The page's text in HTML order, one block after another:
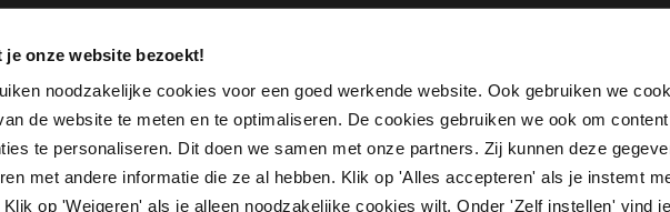
je onze website bezoekt!
noodzakelijke cookies voor een goed werkende website. Ook gebruiken we
de website te meten en te optimaliseren. De cookies gebruiken we ook om
te personaliseren. Dit doen we samen met onze partners. Zij kunnen deze
met andere informatie die ze al hebben. Klik op 'Alles accepteren' als je instemt
op 'Weigeren' als je alleen noodzakelijke cookies wilt. Onder 'Zelf instellen' vind
Wie zijn wij?
Nieuws
Vacatures